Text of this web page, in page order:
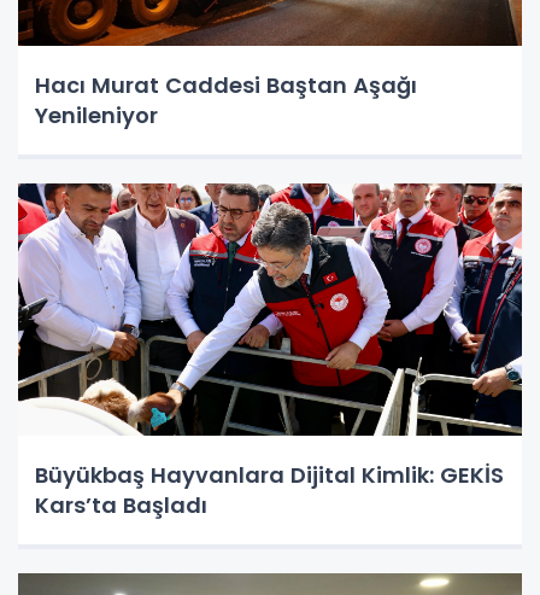
Hacı Murat Caddesi Baştan Aşağı
Yenileniyor
Büyükbaş Hayvanlara Dijital Kimlik: GEKİS
Kars’ta Başladı